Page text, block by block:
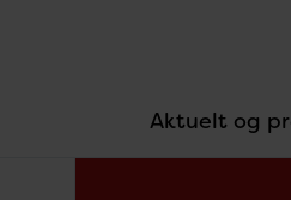
Aktuelt og